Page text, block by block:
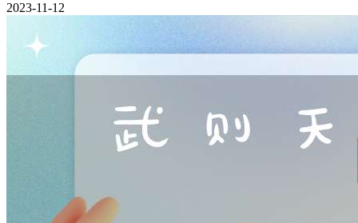
2023-11-12